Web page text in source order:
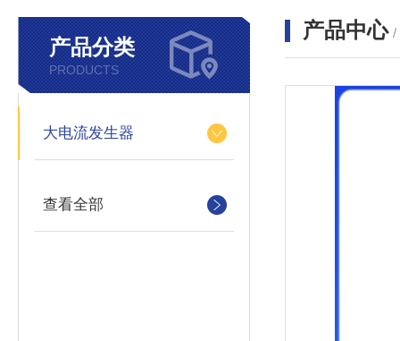
产品分类
PRODUCTS
大电流发生器
查看全部
产品中心 /